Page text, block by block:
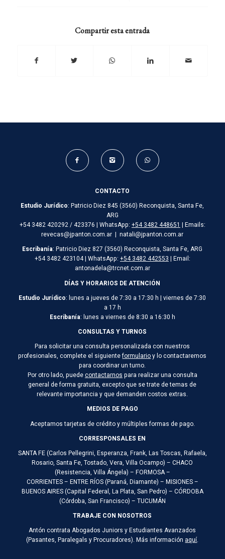
Compartir esta entrada
CONTACTO
Estudio Jurídico: Patricio Diez 845 (3560) Reconquista, Santa Fe,
ARG
+54 3482 420292 / 423376 | WhatsApp: +54 3482 448651 | Emails:
revecas@jpanton.com.ar | natali@jpanton.com.ar
Escribanía: Patricio Diez 827 (3560) Reconquista, Santa Fe, ARG
+54 3482 423104 | WhatsApp: +54 3482 442553 | Email:
antonadela@trcnet.com.ar
DÍAS Y HORARIOS DE ATENCIÓN
Estudio Jurídico: lunes a jueves de 7:30 a 17:30 h | viernes de 7:30
a 17 h
Escribanía: lunes a viernes de 8:30 a 16:30 h
CONSULTAS Y TURNOS
Para solicitar una consulta personalizada con nuestros
profesionales, complete el siguienteformularioy lo contactaremos
para coordinar un turno.
Por otro lado, puedecontactarnos para realizar una consulta
general de forma gratuita, excepto que se trate de temas de
relevante importancia y que demanden costos extras.
MEDIOS DE PAGO
Aceptamos tarjetas de crédito y múltiples formas de pago.
CORRESPONSALES EN
SANTA FE (Carlos Pellegrini, Esperanza, Frank, Las Toscas, Rafaela,
Rosario, Santa Fe, Tostado, Vera, Villa Ocampo) – CHACO
(Resistencia, Villa Ángela) – FORMOSA –
CORRIENTES – ENTRE RÍOS (Paraná, Diamante) – MISIONES –
BUENOS AIRES (Capital Federal, La Plata, San Pedro) – CÓRDOBA
(Córdoba, San Francisco) – TUCUMÁN
TRABAJE CON NOSOTROS
Antón contrata Abogados Juniors y Estudiantes Avanzados
(Pasantes, Paralegals y Procuradores). Más información aquí.